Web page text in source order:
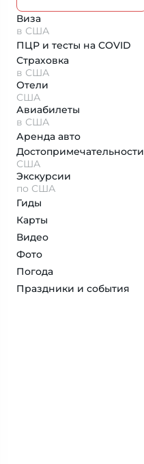
Виза
в США
ПЦР и тесты на COVID
Страховка
в США
Отели
США
Авиабилеты
в США
Аренда авто
Достопримеча­тельности
США
Экскурсии
по США
Гиды
Карты
Видео
Фото
Погода
Праздники и события